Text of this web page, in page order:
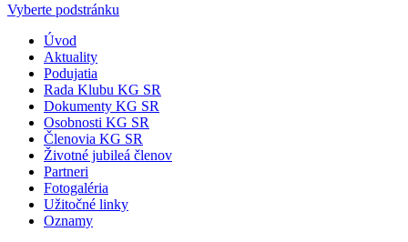
Vyberte podstránku
Úvod
Aktuality
Podujatia
Rada Klubu KG SR
Dokumenty KG SR
Osobnosti KG SR
Členovia KG SR
Životné jubileá členov
Partneri
Fotogaléria
Užitočné linky
Oznamy